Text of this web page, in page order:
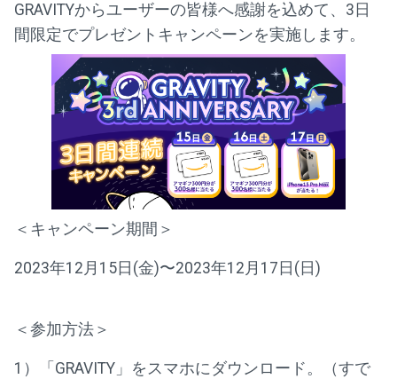
GRAVITYからユーザーの皆様へ感謝を込めて、3日
間限定でプレゼントキャンペーンを実施します。
＜キャンペーン期間＞
2023年12月15日(金)〜2023年12月17日(日)
＜参加方法＞
1）「GRAVITY」をスマホにダウンロード。（すで